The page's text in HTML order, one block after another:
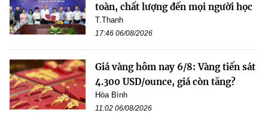
toàn, chất lượng đến mọi người học
T.Thanh
17:46 06/08/2026
Giá vàng hôm nay 6/8: Vàng tiến sát
4.300 USD/ounce, giá còn tăng?
Hòa Bình
11:02 06/08/2026